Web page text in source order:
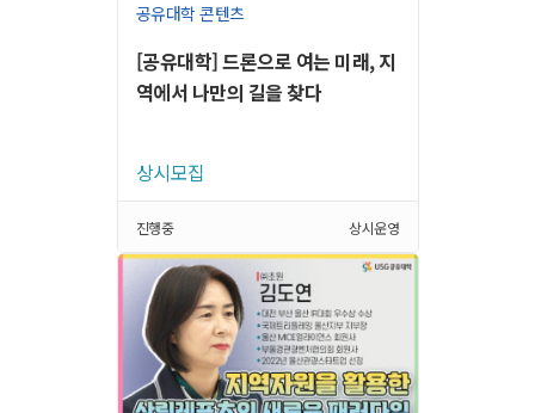
공유대학 콘텐츠
[공유대학] 드론으로 여는 미래, 지
역에서 나만의 길을 찾다
상시모집
진행중 상시운영